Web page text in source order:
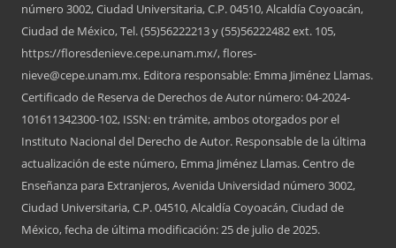
número 3002, Ciudad Universitaria, C.P. 04510, Alcaldía Coyoacán,
Ciudad de México, Tel. (55)56222213 y (55)56222482 ext. 105,
https://floresdenieve.cepe.unam.mx/, flores-
nieve@cepe.unam.mx. Editora responsable: Emma Jiménez Llamas.
Certificado de Reserva de Derechos de Autor número: 04-2024-
101611342300-102, ISSN: en trámite, ambos otorgados por el
Instituto Nacional del Derecho de Autor. Responsable de la última
actualización de este número, Emma Jiménez Llamas. Centro de
Enseñanza para Extranjeros, Avenida Universidad número 3002,
Ciudad Universitaria, C.P. 04510, Alcaldía Coyoacán, Ciudad de
México, fecha de última modificación: 25 de julio de 2025.